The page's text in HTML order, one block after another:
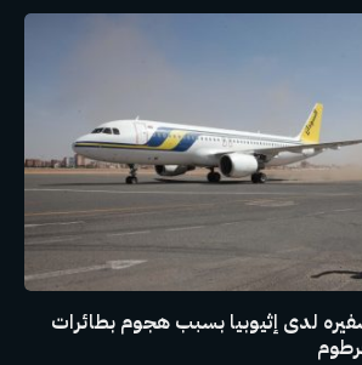
لدى إثيوبيا بسبب هجوم بطائرات